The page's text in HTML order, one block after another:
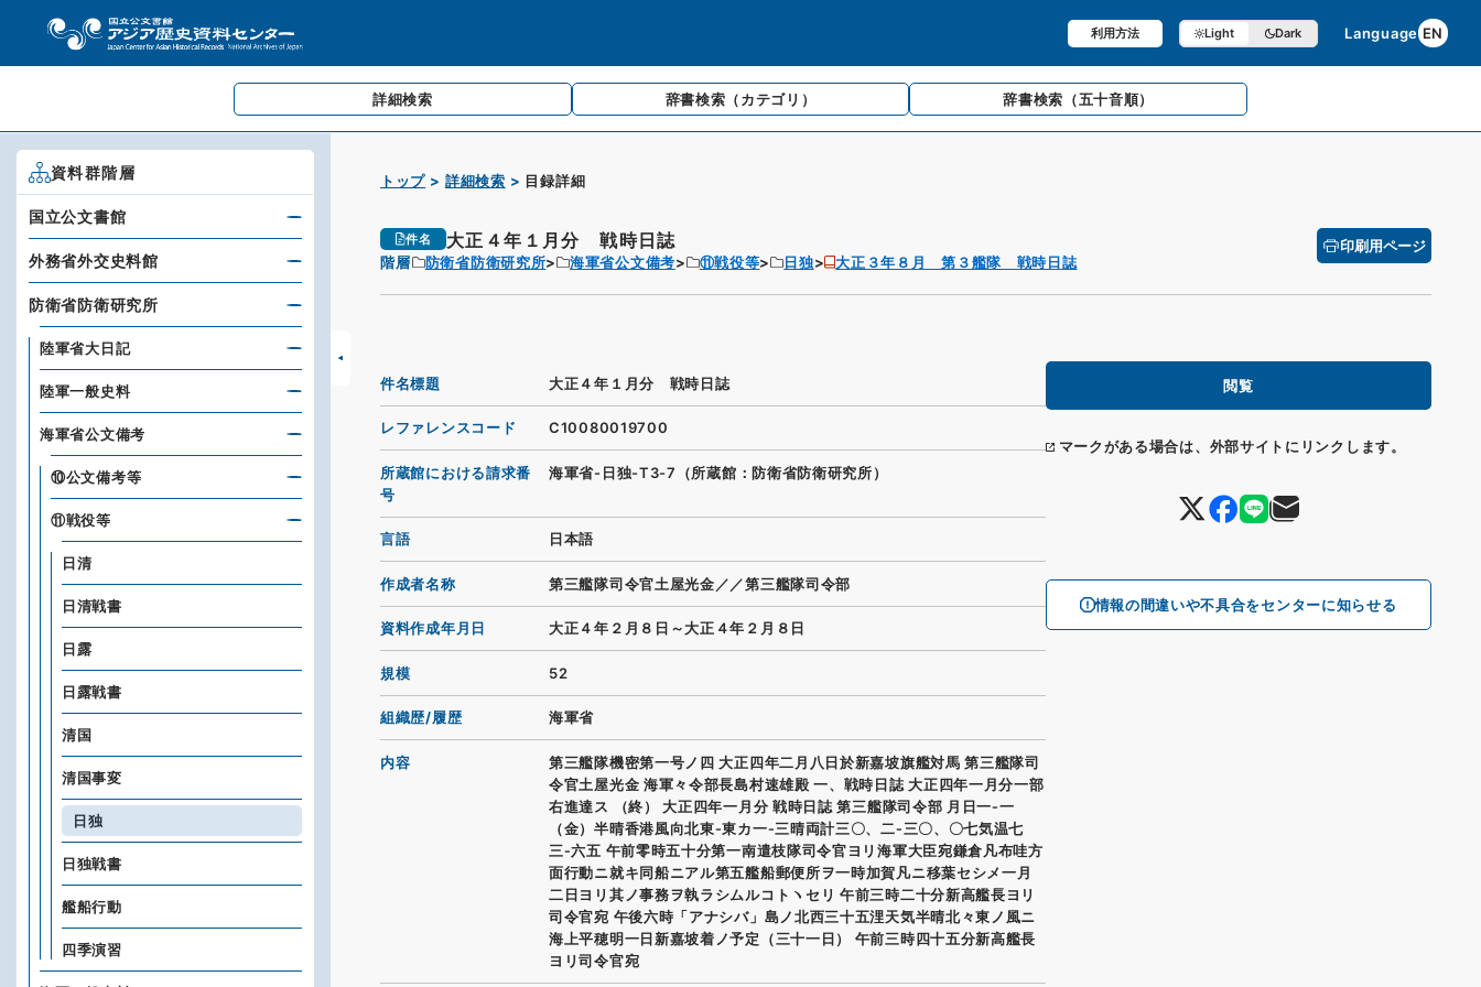
利用方法 Light Dark Language EN
詳細検索 辞書検索 （カテゴリ） 辞書検索 （五十音順）
トップ 詳細検索 目録詳細
件名 大正４年１月分 戦時日誌
階層 防衛省防衛研究所 海軍省公文備考 ⑪戦役等 日独 大正３年８月 第３艦隊 戦時日誌
印刷用ページ
閲覧
マークがある場合は、外部サイトにリンクします。
情報の間違いや不具合をセンターに知らせる
件名標題 大正４年１月分 戦時日誌
レファレンスコード C10080019700
所蔵館における請求番
号
海軍省-日独-T3-7（所蔵館：防衛省防衛研究所）
言語 日本語
作成者名称 第三艦隊司令官土屋光金／／第三艦隊司令部
資料作成年月日 大正４年２月８日～大正４年２月８日
規模 52
組織歴/履歴 海軍省
内容
第三艦隊機密第一号ノ四 大正四年二月八日於新嘉坡旗艦対馬 第三艦隊司
令官土屋光金 海軍々令部長島村速雄殿 一、戦時日誌 大正四年一月分一部
右進達ス （終） 大正四年一月分 戦時日誌 第三艦隊司令部 月日一‐一
（金）半晴香港風向北東‐東カ一‐三晴両計三〇、二‐三〇、〇七気温七
三‐六五 午前零時五十分第一南遣枝隊司令官ヨリ海軍大臣宛鎌倉凡布哇方
面行動ニ就キ同船ニアル第五艦船郵便所ヲ一時加賀凡ニ移葉セシメ一月
二日ヨリ其ノ事務ヲ執ラシムルコトヽセリ 午前三時二十分新高艦長ヨリ
司令官宛 午後六時「アナシバ」島ノ北西三十五浬天気半晴北々東ノ風ニ
海上平穂明一日新嘉坡着ノ予定（三十一日） 午前三時四十五分新高艦長
ヨリ司令官宛
資料群階層
国立公文書館
外務省外交史料館
防衛省防衛研究所
陸軍省大日記
陸軍一般史料
海軍省公文備考
⑩公文備考等
⑪戦役等
日清
日清戦書
日露
日露戦書
清国
清国事変
日独
日独戦書
艦船行動
四季演習